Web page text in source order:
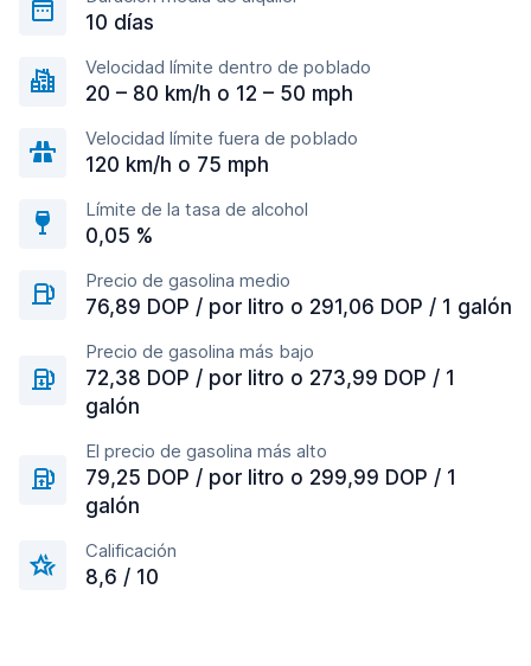
10 días
Velocidad límite dentro de poblado
20 – 80 km/h o 12 – 50 mph
Velocidad límite fuera de poblado
120 km/h o 75 mph
Límite de la tasa de alcohol
0,05 %
Precio de gasolina medio
76,89 DOP / por litro o 291,06 DOP / 1 galón
Precio de gasolina más bajo
72,38 DOP / por litro o 273,99 DOP / 1
galón
El precio de gasolina más alto
79,25 DOP / por litro o 299,99 DOP / 1
galón
Calificación
8,6 / 10